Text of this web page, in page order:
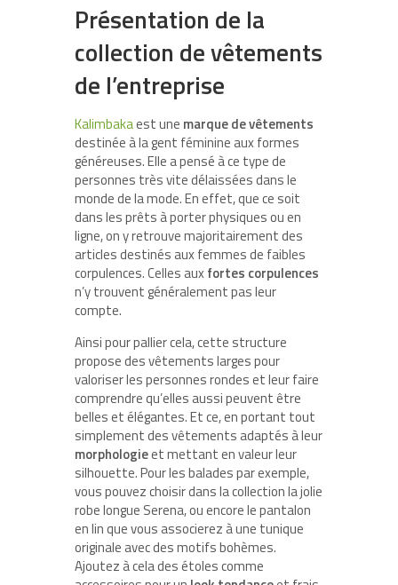
Présentation de la
collection de vêtements
de l’entreprise
Kalimbakaest une marquede vêtements
destinée à la gent féminine aux formes
généreuses. Elle a pensé à ce type de
personnes très vite délaissées dans le
monde de la mode. En effet, que ce soit
dans les prêts à porter physiques ou en
ligne, on y retrouve majoritairement des
articles destinés aux femmes de faibles
corpulences. Celles auxfortes corpulences
n’y trouvent généralement pas leur
compte.
Ainsi pour pallier cela, cette structure
propose des vêtements larges pour
valoriser les personnes rondes et leur faire
comprendre qu’elles aussi peuvent être
belles et élégantes. Et ce, en portant tout
simplement des vêtements adaptés à leur
morphologieet mettant en valeur leur
silhouette. Pour les balades par exemple,
vous pouvez choisir dans la collection la jolie
robe longue Serena, ou encore le pantalon
en lin que vous associerez à une tunique
originale avec des motifs bohèmes.
Ajoutez à cela des étoles comme